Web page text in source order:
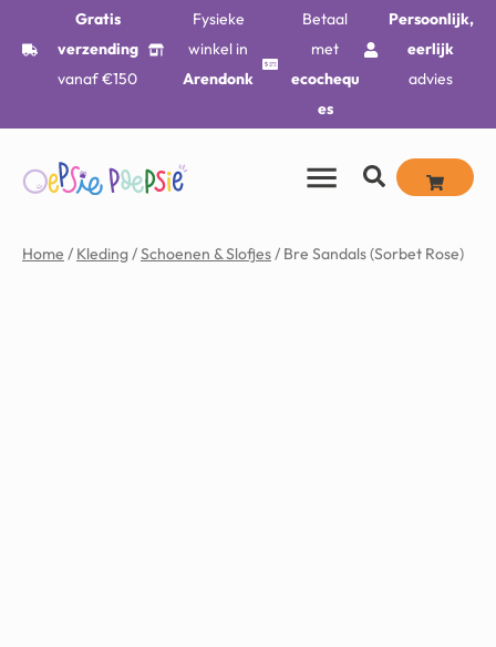
Gratis
verzending
vanaf €150
Fysieke
winkel in
Arendonk
Betaal
met
ecochequ
es
Persoonlijk,
eerlijk
advies
Home / Kleding/Schoenen & Slofjes/ Bre Sandals (Sorbet Rose)